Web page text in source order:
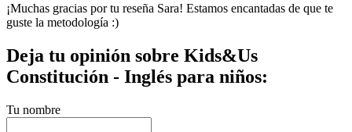
¡Muchas gracias por tu reseña Sara! Estamos encantadas de que te
guste la metodología :)
Deja tu opinión sobre Kids&Us
Constitución - Inglés para niños:
Tu nombre